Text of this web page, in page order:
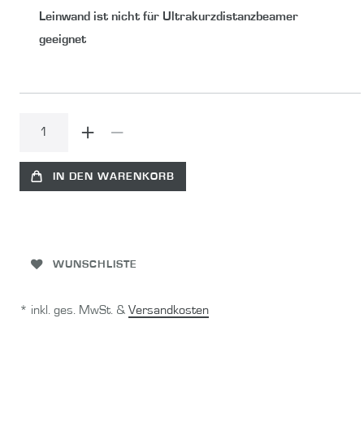
Leinwand ist nicht für Ultrakurzdistanzbeamer
geeignet
IN DEN WARENKORB
WUNSCHLISTE
* inkl. ges. MwSt. & Versandkosten